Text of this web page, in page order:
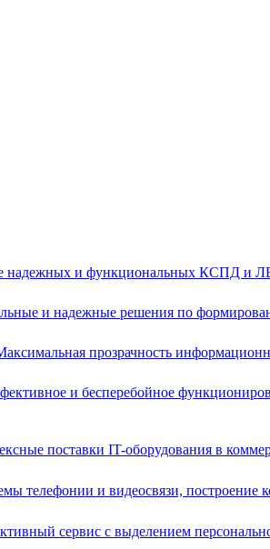
надежных и функциональных КСПД и
и надежные решения по
прозрачность
и бесперебойное
поставки IT-оборудования в
телефонии и видеосвязи, построение
сервис с выделением